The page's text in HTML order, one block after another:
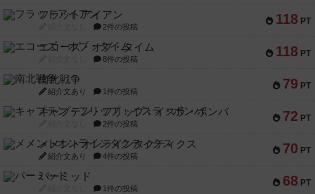
118 PT
フラットアイアン
2件の投稿
118 PT
エコーズ・オブ・タイム
8件の投稿
79 PT
南北戦争
紹介文あり 1件の投稿
72 PT
キャプテン・フリップ：イスラ・ボンバ
2件の投稿
70 PT
メメントオンラインタクティクス
紹介文あり 4件の投稿
68 PT
パーミッド
1件の投稿